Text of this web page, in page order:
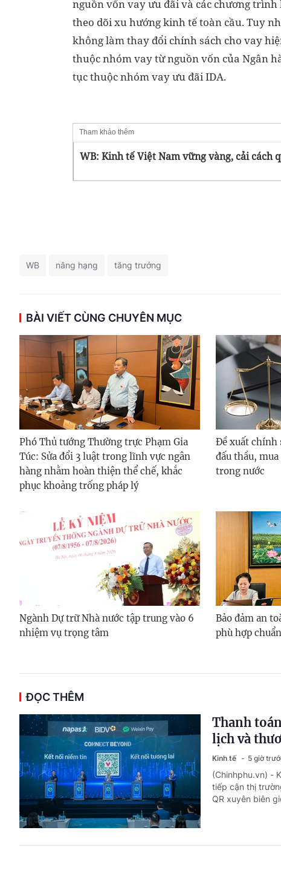
nguồn vốn vay ưu đãi và các chương
theo dõi xu hướng kinh tế toàn cầu. Tuy
không làm thay đổi chính sách cho vay
thuộc nhóm vay từ nguồn vốn của Ngân
tục thuộc nhóm vay ưu đãi IDA.
Tham khảo thêm
WB: Kinh tế Việt Nam vững vàng, cải cách
WB nâng hạng tăng trưởng
BÀI VIẾT CÙNG CHUYÊN MỤC
Phó Thủ tướng Thường trực Phạm Gia
Túc: Sửa đổi 3 luật trong lĩnh vực ngân
hàng nhằm hoàn thiện thể chế, khắc
phục khoảng trống pháp lý
Đề xuất chính
đấu thầu,
trong nước
Ngành Dự trữ Nhà nước tập trung vào 6
nhiệm vụ trọng tâm
Bảo đảm an
phù hợp
ĐỌC THÊM
Thanh
lịch và
Kinh tế 5 giờ
(Chinhphu.vn) -
tiếp cận thị
QR xuyên biên